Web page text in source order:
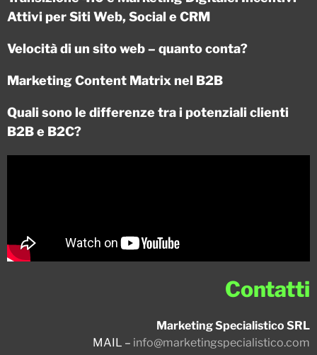
Attivi per Siti Web, Social e CRM
Velocità di un sito web – quanto conta?
Marketing Content Matrix nel B2B
Quali sono le differenze tra i potenziali clienti
B2B e B2C?
Contatti
Marketing Specialistico SRL
MAIL – info@marketingspecialistico.com